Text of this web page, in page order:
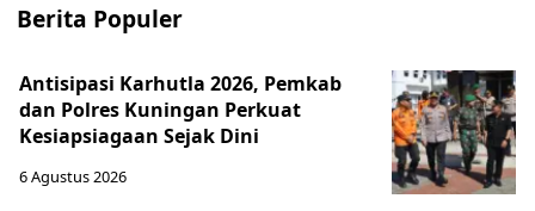
Berita Populer
Antisipasi Karhutla 2026, Pemkab
dan Polres Kuningan Perkuat
Kesiapsiagaan Sejak Dini
6 Agustus 2026